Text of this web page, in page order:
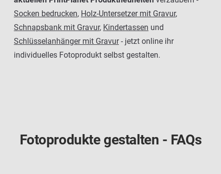
Socken bedrucken, Holz-Untersetzer mit Gravur,
Schnapsbank mit Gravur, Kindertassen und
Schlüsselanhänger mit Gravur- jetzt online ihr
individuelles Fotoprodukt selbst gestalten.
Fotoprodukte gestalten - FAQs